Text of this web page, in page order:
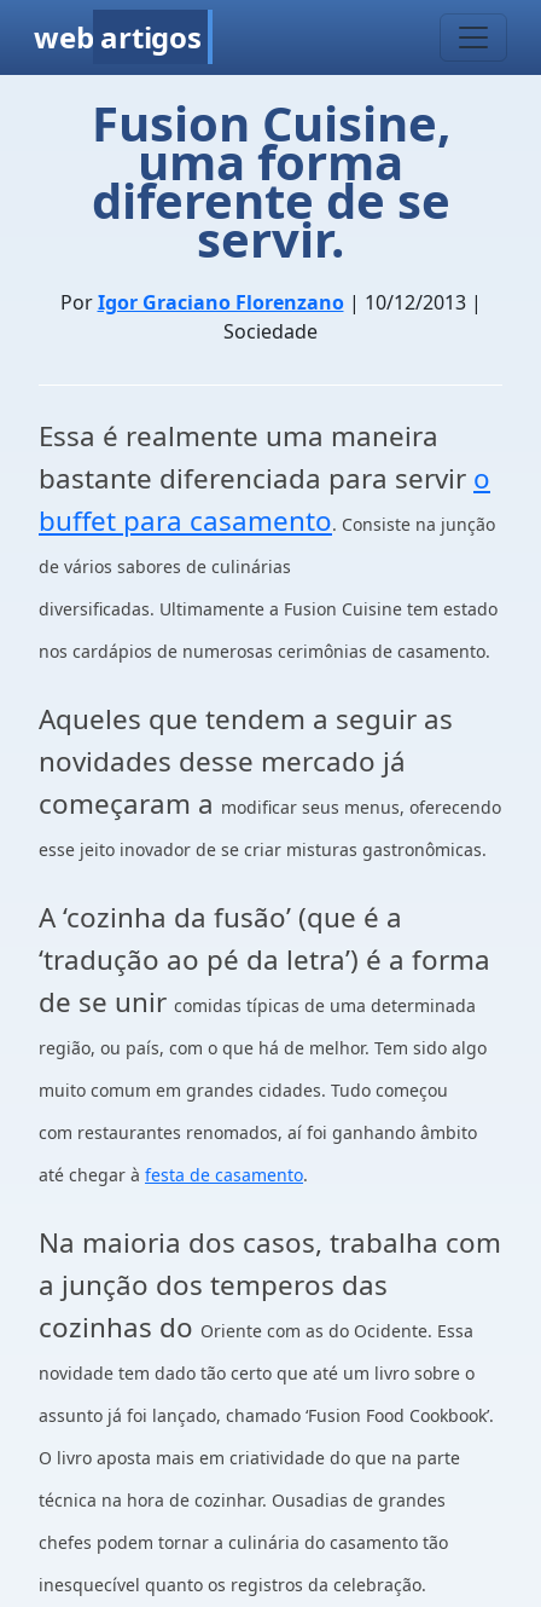
web artigos
Fusion Cuisine,
uma forma
diferente de se
servir.
PorIgor Graciano Florenzano| 10/12/2013 |
Sociedade
Essa é realmente uma maneira
bastante diferenciada para servir o
buffet para casamento. Consiste na junção
de vários sabores de culinárias
diversificadas. Ultimamente a Fusion Cuisine tem estado
nos cardápios de numerosas cerimônias de casamento.
Aqueles que tendem a seguir as
novidades desse mercado já
começaram a modificar seus menus, oferecendo
esse jeito inovador de se criar misturas gastronômicas.
A ‘cozinha da fusão’ (que é a
‘tradução ao pé da letra’) é a forma
de se unir comidas típicas de uma determinada
região, ou país, com o que há de melhor. Tem sido algo
muito comum em grandes cidades. Tudo começou
com restaurantes renomados, aí foi ganhando âmbito
até chegar à festa de casamento.
Na maioria dos casos, trabalha com
a junção dos temperos das
cozinhas do Oriente com as do Ocidente. Essa
novidade tem dado tão certo que até um livro sobre o
assunto já foi lançado, chamado ‘Fusion Food Cookbook’.
O livro aposta mais em criatividade do que na parte
técnica na hora de cozinhar. Ousadias de grandes
chefes podem tornar a culinária do casamento tão
inesquecível quanto os registros da celebração.